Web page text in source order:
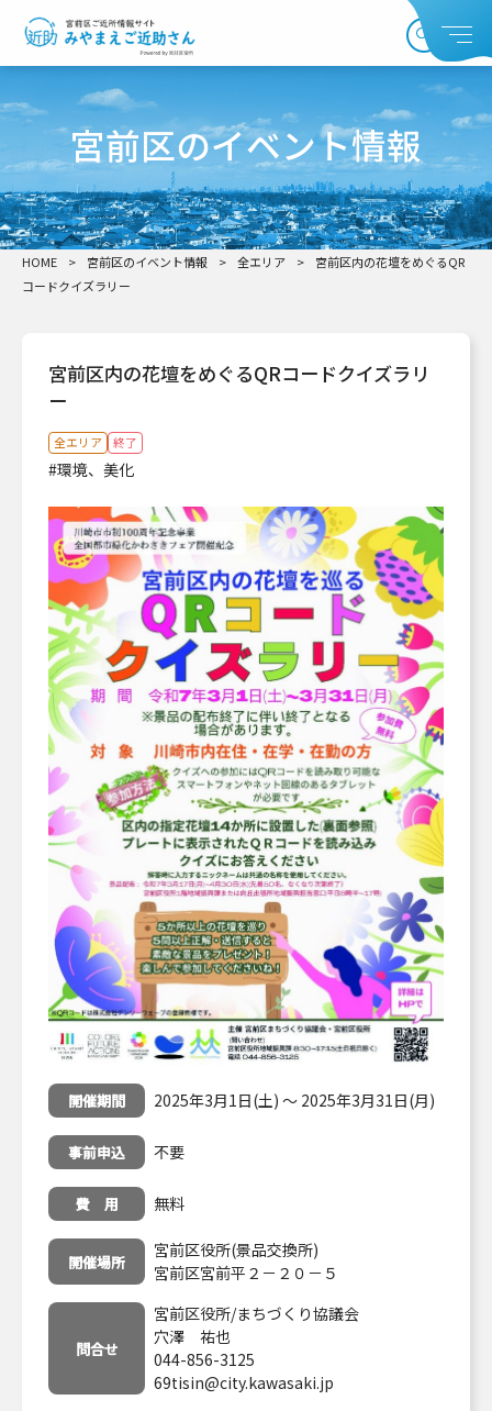
宮前区のイベント情報
HOME > 宮前区のイベント情報 > 全エリア >
宮前区内の花壇をめぐるQR
コードクイズラリー
宮前区内の花壇をめぐるQRコードクイズラリ
ー
全エリア 終了
#環境、美化
開催期間 2025年3月1日(土) ～ 2025年3月31日(月)
事前申込 不要
費 用 無料
開催場所
宮前区役所(景品交換所)
宮前区宮前平２－２０－５
問合せ
宮前区役所/まちづくり協議会
穴澤 祐也
044-856-3125
69tisin@city.kawasaki.jp